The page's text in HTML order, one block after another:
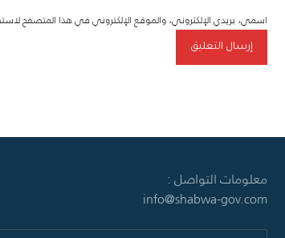
اسمي، بريدي الإلكتروني، والموقع الإلكتروني في هذا المتصفح
معلومات التواصل :
info@shabwa-gov.com